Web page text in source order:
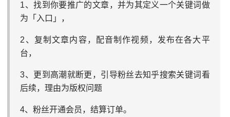
1、找到你要推广的文章，并为其定义一个关键词做
为「入口」，
2、复制文章内容，配音制作视频，发布在各大平
台，
3、更到高潮就断更，引导粉丝去知乎搜索关键词看
后续，理由为版权问题
4、粉丝开通会员，结算订单。